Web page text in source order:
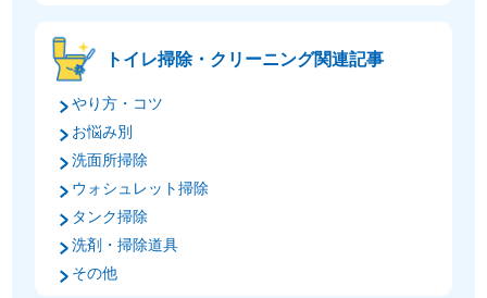
トイレ掃除・クリーニング関連記事
やり方・コツ
お悩み別
洗面所掃除
ウォシュレット掃除
タンク掃除
洗剤・掃除道具
その他